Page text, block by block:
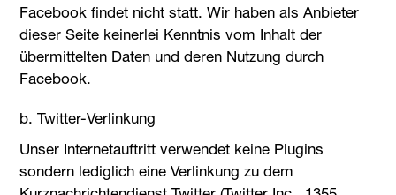
Facebook findet nicht statt. Wir haben als Anbieter
dieser Seite keinerlei Kenntnis vom Inhalt der
übermittelten Daten und deren Nutzung durch
Facebook.
b. Twitter-Verlinkung
Unser Internetauftritt verwendet keine Plugins
sondern lediglich eine Verlinkung zu dem